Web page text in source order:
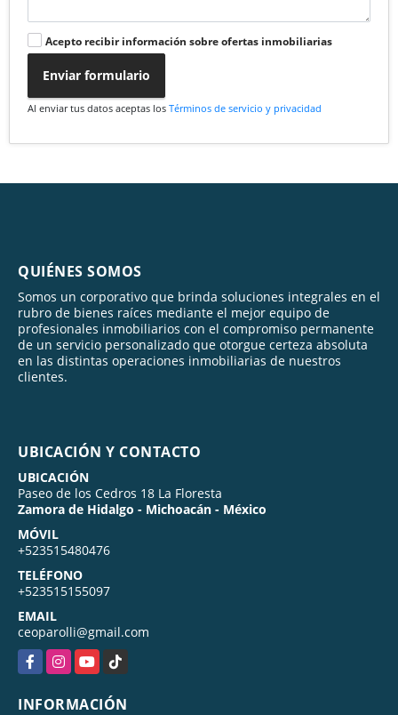
Acepto recibir información sobre ofertas inmobiliarias
Enviar formulario
Al enviar tus datos aceptas los Términos de servicio y privacidad
QUIÉNES SOMOS
Somos un corporativo que brinda soluciones integrales en el
rubro de bienes raíces mediante el mejor equipo de
profesionales inmobiliarios con el compromiso permanente
de un servicio personalizado que otorgue certeza absoluta
en las distintas operaciones inmobiliarias de nuestros
clientes.
UBICACIÓN Y CONTACTO
UBICACIÓN
Paseo de los Cedros 18 La Floresta
Zamora de Hidalgo - Michoacán - México
MÓVIL
+523515480476
TELÉFONO
+523515155097
EMAIL
ceoparolli@gmail.com
FacebookInstagramYouTubeTikTok
INFORMACIÓN